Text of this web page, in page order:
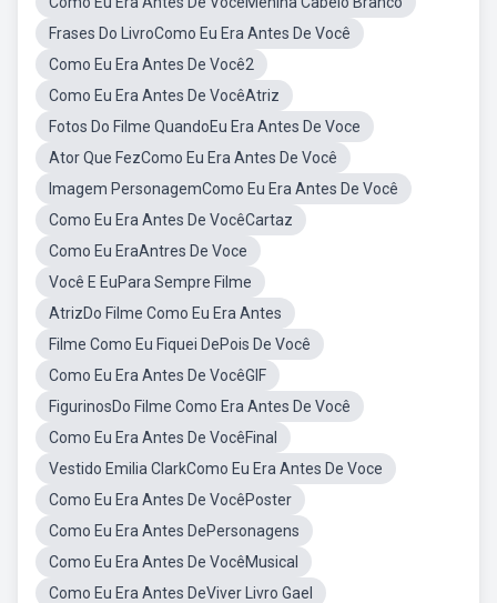
Frases Do LivroComo Eu Era Antes De Você
Como Eu Era Antes De Você2
Como Eu Era Antes De VocêAtriz
Fotos Do Filme QuandoEu Era Antes De Voce
Ator Que FezComo Eu Era Antes De Você
Imagem PersonagemComo Eu Era Antes De Você
Como Eu Era Antes De VocêCartaz
Como Eu EraAntres De Voce
Você E EuPara Sempre Filme
AtrizDo Filme Como Eu Era Antes
Filme Como Eu Fiquei DePois De Você
Como Eu Era Antes De VocêGIF
FigurinosDo Filme Como Era Antes De Você
Como Eu Era Antes De VocêFinal
Vestido Emilia ClarkComo Eu Era Antes De Voce
Como Eu Era Antes De VocêPoster
Como Eu Era Antes DePersonagens
Como Eu Era Antes De VocêMusical
Como Eu Era Antes DeViver Livro Gael